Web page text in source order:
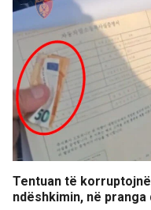
Tentuan të
ndëshkimin, në pranga